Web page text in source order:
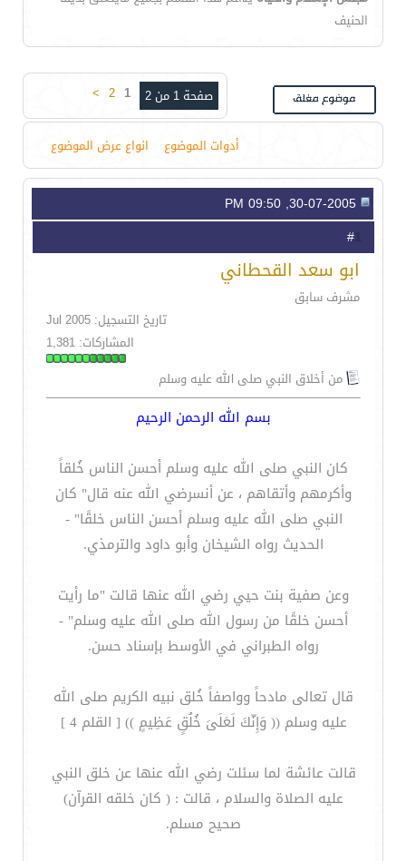
الحنيف
صفحة 1 من 2 1
2
>
أدوات الموضوع انواع عرض الموضوع
1
ابو سعد القحطاني
مشرف سابق
تاريخ التسجيل: Jul 2005
المشاركات: 1,381
من أخلاق النبي صلى الله عليه وسلم
بسم الله الرحمن الرحيم
كان النبي صلى الله عليه وسلم أحسن الناس خُلقاً
وأكرمهم وأتقاهم ، عن أنسرضي الله عنه قال" كان
النبي صلى الله عليه وسلم أحسن الناس خلقًا" -
الحديث رواه الشيخان وأبو داود والترمذي.
وعن صفية بنت حيي رضي الله عنها قالت "ما رأيت
أحسن خلقًا من رسول الله صلى الله عليه وسلم" -
رواه الطبراني في الأوسط بإسناد حسن.
قال تعالى مادحاً وواصفاً خُلق نبيه الكريم صلى الله
عليه وسلم (( وَإِنّكَ لَعَلَىَ خُلُقٍ عَظِيمٍ )) [ القلم 4 ]
قالت عائشة لما سئلت رضي الله عنها عن خلق النبي
عليه الصلاة والسلام ، قالت : ( كان خلقه القرآن)
صحيح مسلم.